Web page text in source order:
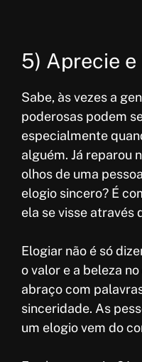
5) Aprecie e
Sabe, às vezes a
poderosas podem
especialmente
alguém. Já reparou
olhos de uma
elogio sincero? É
ela se visse através
Elogiar não é só
o valor e a beleza
abraço com
sinceridade. As
um elogio vem do